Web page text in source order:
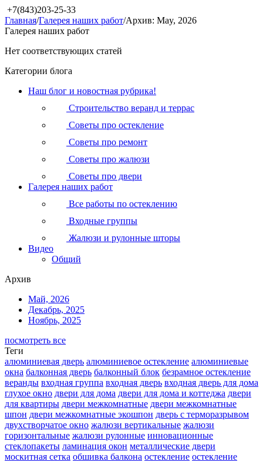
+7(843)203-25-33
Главная/Галерея наших работ/Архив: May, 2026
Галерея наших работ
Нет соответствующих статей
Категории блога
Наш блог и новостная рубрика!
Строительство веранд и террас
Советы про остекление
Советы про ремонт
Советы про жалюзи
Советы про двери
Галерея наших работ
Все работы по остеклению
Входные группы
Жалюзи и рулонные шторы
Видео
Общий
Архив
Май, 2026
Декабрь, 2025
Ноябрь, 2025
посмотреть все
Теги
алюминиевая дверь алюминиевое остекление алюминиевые
окна балконная дверь балконный блок безрамное остекление
веранды входная группа входная дверь входная дверь для дома
глухое окно двери для дома двери для дома и коттеджа двери
для квартиры двери межкомнатные двери межкомнатные
шпон двери межкомнатные экошпон дверь с терморазрывом
двухстворчатое окно жалюзи вертикальные жалюзи
горизонтальные жалюзи рулонные инновационные
стеклопакеты ламинация окон металлические двери
москитная сетка обшивка балкона остекление остекление